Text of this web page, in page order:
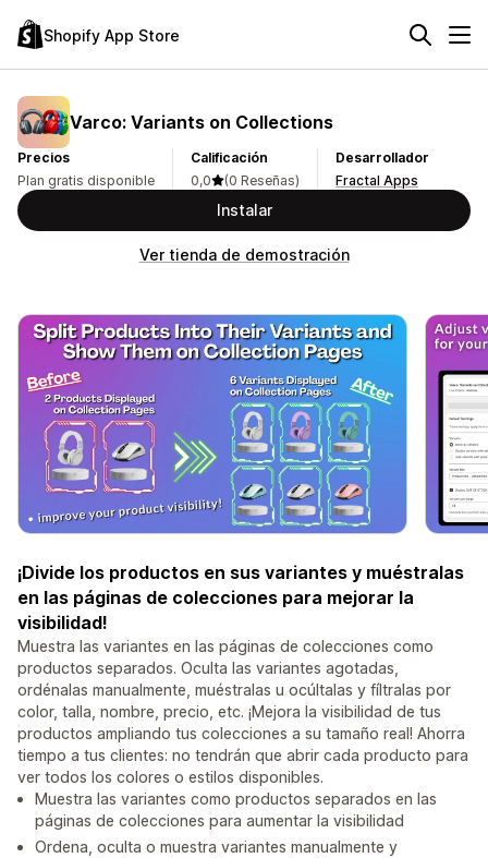
Shopify App Store
Varco: Variants on Collections
Precios
Plan gratis disponible
Calificación
0,0
(0 Reseñas)
Desarrollador
Fractal Apps
Instalar
Ver tienda de demostración
¡Divide los productos en sus variantes y muéstralas
en las páginas de colecciones para mejorar la
visibilidad!
Muestra las variantes en las páginas de colecciones como
productos separados. Oculta las variantes agotadas,
ordénalas manualmente, muéstralas u ocúltalas y fíltralas por
color, talla, nombre, precio, etc. ¡Mejora la visibilidad de tus
productos ampliando tus colecciones a su tamaño real! Ahorra
tiempo a tus clientes: no tendrán que abrir cada producto para
ver todos los colores o estilos disponibles.
Muestra las variantes como productos separados en las
páginas de colecciones para aumentar la visibilidad
Ordena, oculta o muestra variantes manualmente y